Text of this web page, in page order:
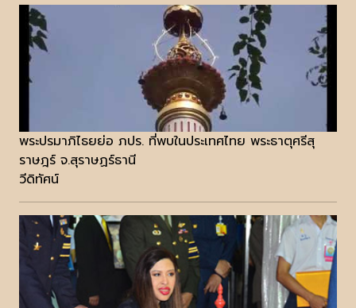
พระปรมาภิไธยย่อ ภปร. ที่พบในประเทศไทย พระธาตุศรีสุ
ราษฎร์ จ.สุราษฏร์ธานี
วีดิทัศน์